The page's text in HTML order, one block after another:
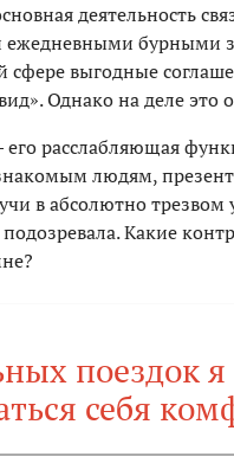
деятельность
бурными
выгодные
Однако на деле это
его расслабляющая
людям,
в абсолютно трезвом
Какие
поездок
себя